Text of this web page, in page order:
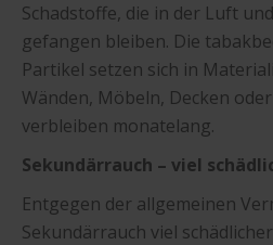
Schadstoffe, die in der Luft
gefangen bleiben. Die
Partikel setzen sich in
Wänden, Möbeln, Decken
verbleiben monatelang.
Sekundärrauch – viel
Entgegen der allgemeinen
Sekundärrauch viel